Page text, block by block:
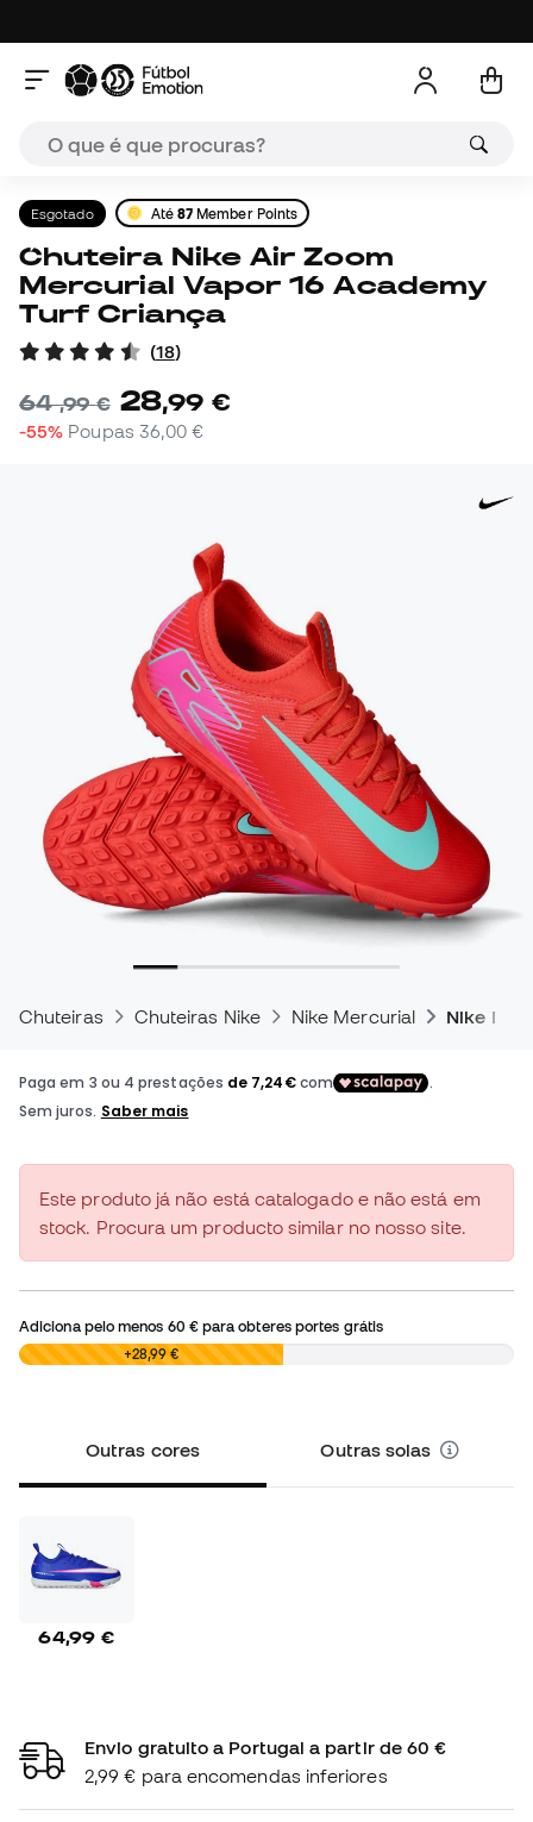
Esgotado Até 87 Member Points
Chuteira Nike Air Zoom
Mercurial Vapor 16 Academy
Turf Criança
(18)
64,99 € 28,99 €
-55% Poupas 36,00 €
Chuteiras Chuteiras Nike Nike Mercurial Nike
Este produto já não está catalogado e não está em
stock. Procura um producto similar no nosso site.
Adiciona pelo menos 60 €para obteres portes grátis
0,00 € +28,99 €
Outras cores Outras solas
64,99 €
Envio gratuito a Portugal a partir de 60 €
2,99 € para encomendas inferiores